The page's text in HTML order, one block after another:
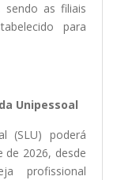
as filiais
para
Unipessoal
(SLU) poderá
de 2026, desde
profissional